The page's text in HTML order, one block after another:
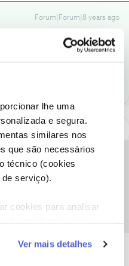
lhe uma
e segura.
similares nos
que são necessários
técnico (cookies
serviço).
cookies para analisar
e
aos seus interesses
Ver mais detalhes
Forum|Forum|8 years ago